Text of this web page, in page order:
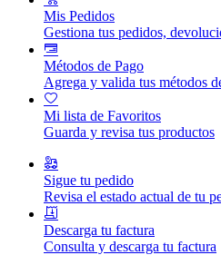
Mis Pedidos
Gestiona tus pedidos,
Métodos de Pago
Agrega y valida tus métodos
Mi lista de Favoritos
Guarda y revisa tus productos
Sigue tu pedido
Revisa el estado actual de tu
Descarga tu factura
Consulta y descarga tu factura